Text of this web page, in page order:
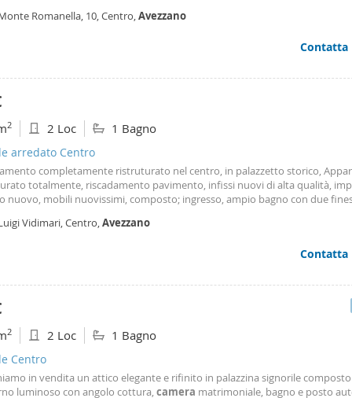
tempo indeterminato
Romanella, 10, Centro,Avezzano
Contatta
2 2 Loc 1 Bagno
arredato Centro
completamente ristruturato nel centro, in palazzetto storico,
totalmente, riscadamento pavimento, infissi nuovi di alta qualità,
nuovo, mobili nuovissimi, composto; ingresso, ampio bagno con due
Vidimari, Centro,Avezzano
Contatta
2 2 Loc 1 Bagno
Centro
in vendita un attico elegante e rifinito in palazzina signorile
luminoso con angolo cottura, camera matrimoniale, bagno e posto